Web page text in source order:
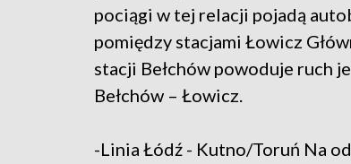
pociągi w tej relacji pojadą
pomiędzy stacjami Łowicz
stacji Bełchów powoduje ruch
Bełchów – Łowicz.
-Linia Łódź - Kutno/Toruń Na